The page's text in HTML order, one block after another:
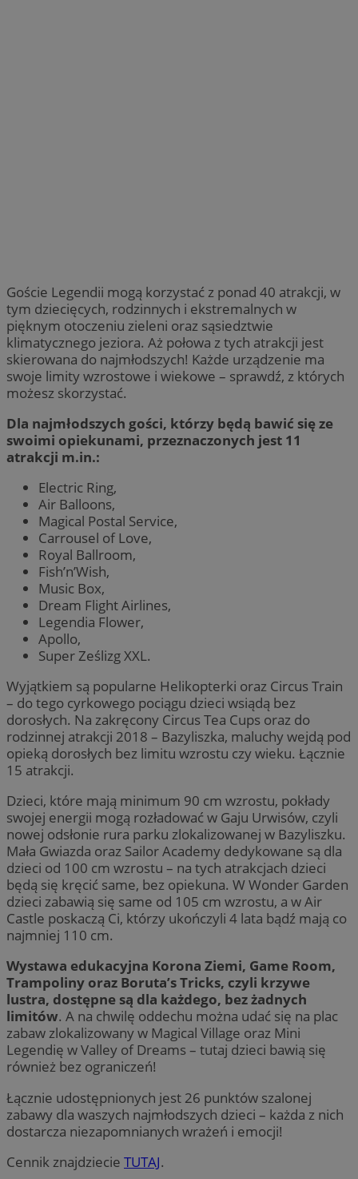
Goście Legendii mogą korzystać z ponad 40 atrakcji, w
tym dziecięcych, rodzinnych i ekstremalnych w
pięknym otoczeniu zieleni oraz sąsiedztwie
klimatycznego jeziora. Aż połowa z tych atrakcji jest
skierowana do najmłodszych! Każde urządzenie ma
swoje limity wzrostowe i wiekowe – sprawdź, z których
możesz skorzystać.
Dla najmłodszych gości, którzy będą bawić się ze
swoimi opiekunami, przeznaczonych jest 11
atrakcji m.in.:
Electric Ring,
Air Balloons,
Magical Postal Service,
Carrousel of Love,
Royal Ballroom,
Fish’n’Wish,
Music Box,
Dream Flight Airlines,
Legendia Flower,
Apollo,
Super Ześlizg XXL.
Wyjątkiem są popularne Helikopterki oraz Circus Train
– do tego cyrkowego pociągu dzieci wsiądą bez
dorosłych. Na zakręcony Circus Tea Cups oraz do
rodzinnej atrakcji 2018 – Bazyliszka, maluchy wejdą pod
opieką dorosłych bez limitu wzrostu czy wieku. Łącznie
15 atrakcji.
Dzieci, które mają minimum 90 cm wzrostu, pokłady
swojej energii mogą rozładować w Gaju Urwisów, czyli
nowej odsłonie rura parku zlokalizowanej w Bazyliszku.
Mała Gwiazda oraz Sailor Academy dedykowane są dla
dzieci od 100 cm wzrostu – na tych atrakcjach dzieci
będą się kręcić same, bez opiekuna. W Wonder Garden
dzieci zabawią się same od 105 cm wzrostu, a w Air
Castle poskaczą Ci, którzy ukończyli 4 lata bądź mają co
najmniej 110 cm.
Wystawa edukacyjna Korona Ziemi, Game Room,
Trampoliny oraz Boruta’s Tricks, czyli krzywe
lustra, dostępne są dla każdego, bez żadnych
limitów. A na chwilę oddechu można udać się na plac
zabaw zlokalizowany w Magical Village oraz Mini
Legendię w Valley of Dreams – tutaj dzieci bawią się
również bez ograniczeń!
Łącznie udostępnionych jest 26 punktów szalonej
zabawy dla waszych najmłodszych dzieci – każda z nich
dostarcza niezapomnianych wrażeń i emocji!
Cennik znajdziecie TUTAJ.